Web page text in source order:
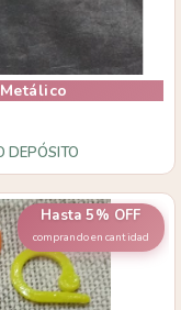
DEPÓSITO
Hasta 5% OFF
comprando en cantidad